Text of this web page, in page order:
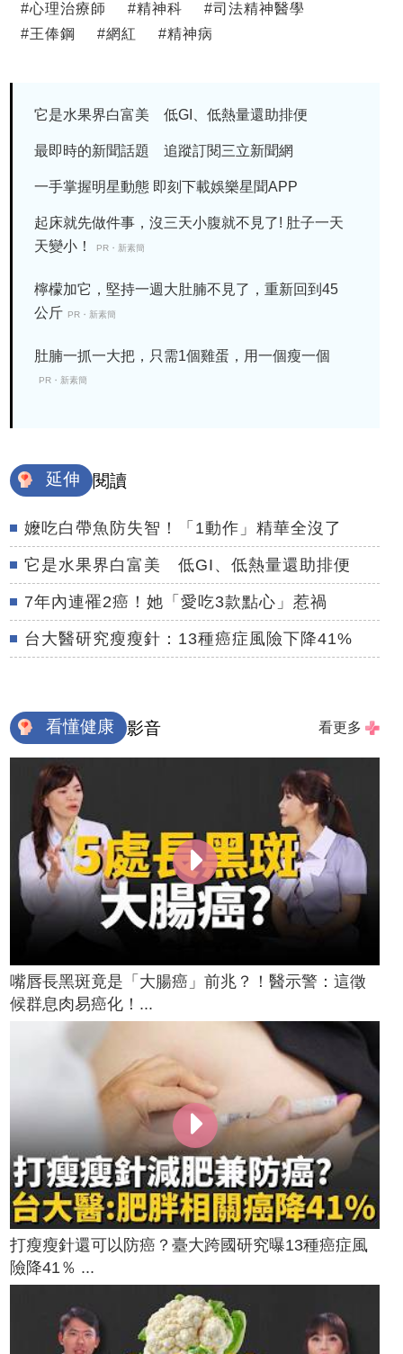
#心理治療師 #精神科 #司法精神醫學
#王俸鋼 #網紅 #精神病
它是水果界白富美 低GI、低熱量還助排便
最即時的新聞話題 追蹤訂閱三立新聞網
一手掌握明星動態 即刻下載娛樂星聞APP
起床就先做件事，沒三天小腹就不見了! 肚子一天
天變小！
PR・新素簡
檸檬加它，堅持一週大肚腩不見了，重新回到45
公斤 PR・新素簡
肚腩一抓一大把，只需1個雞蛋，用一個瘦一個
PR・新素簡
延伸 閱讀
嬤吃白帶魚防失智！「1動作」精華全沒了
它是水果界白富美 低GI、低熱量還助排便
7年內連罹2癌！她「愛吃3款點心」惹禍
台大醫研究瘦瘦針：13種癌症風險下降41%
看懂健康 影音 看更多
嘴唇長黑斑竟是「大腸癌」前兆？！醫示警：這徵
候群息肉易癌化！...
打瘦瘦針還可以防癌？臺大跨國研究曝13種癌症風
險降41％ ...